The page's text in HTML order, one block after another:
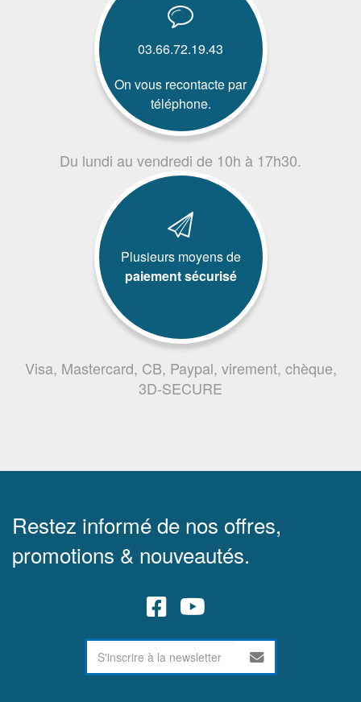
03.66.72.19.43
On vous recontacte par
téléphone.
Du lundi au vendredi de 10h à 17h30.
Plusieurs moyens de
paiement sécurisé
Visa, Mastercard, CB, Paypal, virement, chèque,
3D-SECURE
Restez informé de nos offres,
promotions & nouveautés.